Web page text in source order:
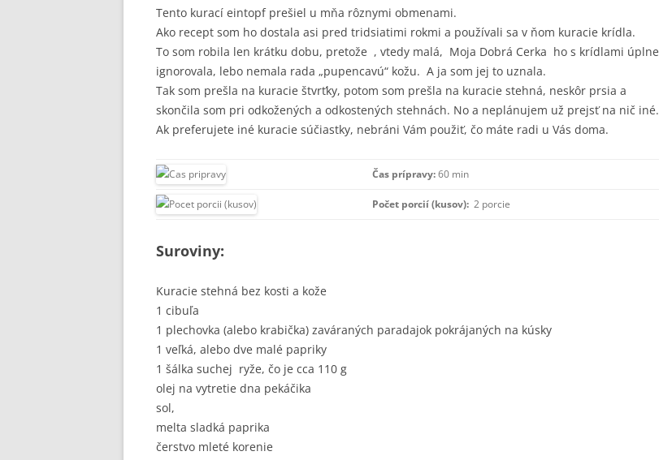
Tento kurací eintopf prešiel u mňa rôznymi obmenami.
Ako recept som ho dostala asi pred tridsiatimi rokmi a používali sa v ňom kuracie krídla.
To som robila len krátku dobu, pretože , vtedy malá, Moja Dobrá Cerka ho s krídlami úplne
ignorovala, lebo nemala rada „pupencavú“ kožu. A ja som jej to uznala.
Tak som prešla na kuracie štvrťky, potom som prešla na kuracie stehná, neskôr prsia a
skončila som pri odkožených a odkostených stehnách. No a neplánujem už prejsť na nič iné.
Ak preferujete iné kuracie súčiastky, nebráni Vám použiť, čo máte radi u Vás doma.
Čas prípravy:60 min
Počet porcií (kusov): 2 porcie
Suroviny:
Kuracie stehná bez kosti a kože
1 cibuľa
1 plechovka (alebo krabička) zaváraných paradajok pokrájaných na kúsky
1 veľká, alebo dve malé papriky
1 šálka suchej ryže, čo je cca 110 g
olej na vytretie dna pekáčika
sol,
melta sladká paprika
čerstvo mleté korenie